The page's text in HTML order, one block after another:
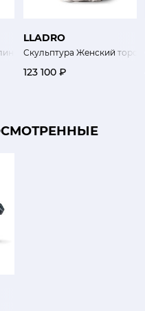
LLADRO
Скульптура Женский торс
123 100 ₽